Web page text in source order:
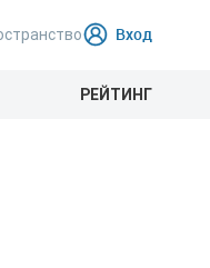
Вход
РЕЙТИНГ